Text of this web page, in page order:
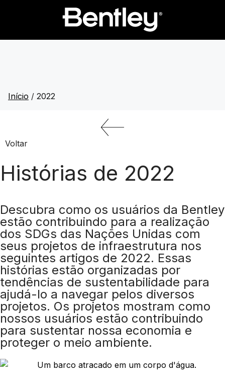
Início / 2022
Voltar
Histórias de 2022
Descubra como os usuários da Bentley
estão contribuindo para a realização
dos SDGs das Nações Unidas com
seus projetos de infraestrutura nos
seguintes artigos de 2022. Essas
histórias estão organizadas por
tendências de sustentabilidade para
ajudá-lo a navegar pelos diversos
projetos. Os projetos mostram como
nossos usuários estão contribuindo
para sustentar nossa economia e
proteger o meio ambiente.